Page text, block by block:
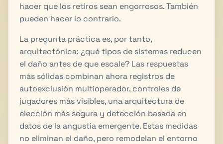
hacer que los retiros sean engorrosos. También
pueden hacer lo contrario.
La pregunta práctica es, por tanto,
arquitectónica: ¿qué tipos de sistemas reducen
el daño antes de que escale? Las respuestas
más sólidas combinan ahora registros de
autoexclusión multioperador, controles de
jugadores más visibles, una arquitectura de
elección más segura y detección basada en
datos de la angustia emergente. Estas medidas
no eliminan el daño, pero remodelan el entorno